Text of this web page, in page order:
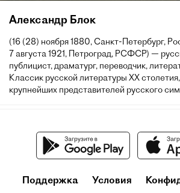
Александр Блок
(16 (28) ноября 1880, Санкт-Петербург,
7 августа 1921, Петроград, РСФСР) —
публицист, драматург, переводчик,
Классик русской литературы XX
крупнейших представителей русского
Поддержка Условия